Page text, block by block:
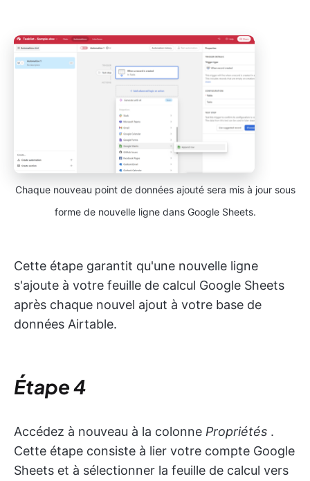
Chaque nouveau point de données ajouté sera mis à jour sous
forme de nouvelle ligne dans Google Sheets.
Cette étape garantit qu'une nouvelle ligne
s'ajoute à votre feuille de calcul Google Sheets
après chaque nouvel ajout à votre base de
données Airtable.
Étape 4
Accédez à nouveau à la colonne Propriétés .
Cette étape consiste à lier votre compte Google
Sheets et à sélectionner la feuille de calcul vers